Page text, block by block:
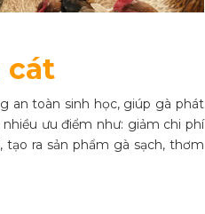
cát
an toàn sinh học, giúp gà phát
ưu điểm như: giảm chi phí
ra sản phẩm gà sạch, thơm